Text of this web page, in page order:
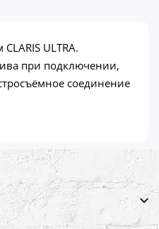
ULTRA.
при подключении,
соединение